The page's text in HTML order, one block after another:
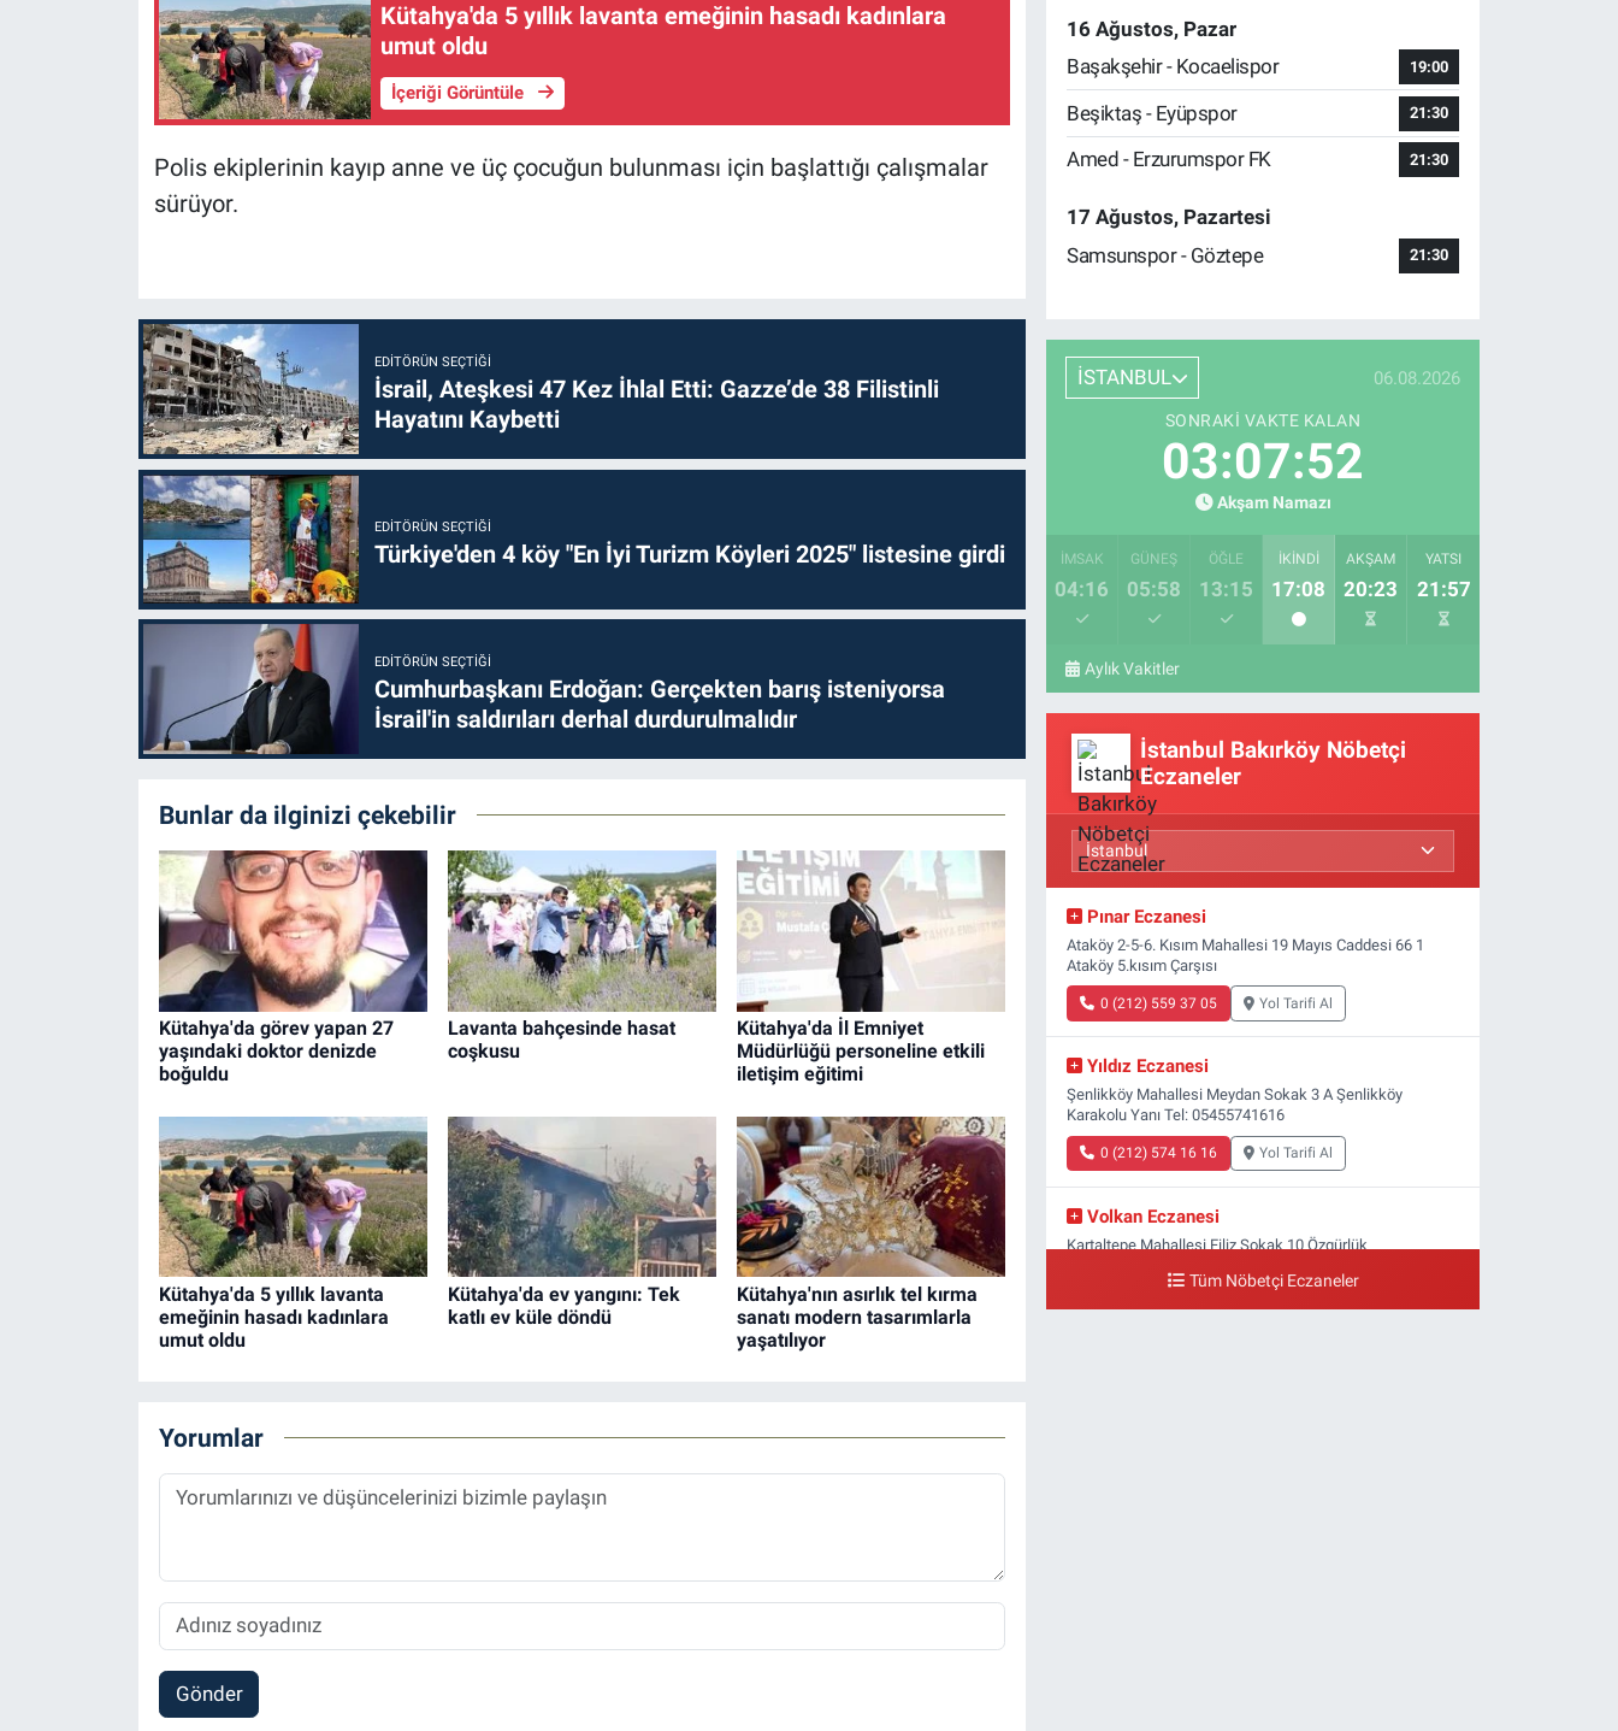
Kütahya'da 5 yıllık lavanta emeğinin hasadı kadınlara
umut oldu
İçeriği Görüntüle
Polis ekiplerinin kayıp anne ve üç çocuğun bulunması için başlattığı çalışmalar
sürüyor.
EDITÖRÜN SEÇTIĞI
İsrail, Ateşkesi 47 Kez İhlal Etti: Gazze’de 38 Filistinli
Hayatını Kaybetti
EDITÖRÜN SEÇTIĞI
Türkiye'den 4 köy "En İyi Turizm Köyleri 2025" listesine girdi
EDITÖRÜN SEÇTIĞI
Cumhurbaşkanı Erdoğan: Gerçekten barış isteniyorsa
İsrail'in saldırıları derhal durdurulmalıdır
Bunlar da ilginizi çekebilir
Kütahya'da görev yapan 27
yaşındaki doktor denizde
boğuldu
Lavanta bahçesinde hasat
coşkusu
Kütahya'da İl Emniyet
Müdürlüğü personeline etkili
iletişim eğitimi
Kütahya'da 5 yıllık lavanta
emeğinin hasadı kadınlara
umut oldu
Kütahya'da ev yangını: Tek
katlı ev küle döndü
Kütahya'nın asırlık tel kırma
sanatı modern tasarımlarla
yaşatılıyor
Yorumlar
Gönder
16 Ağustos, Pazar
Başakşehir - Kocaelispor
19:00
Beşiktaş - Eyüpspor 21:30
Amed - Erzurumspor FK 21:30
17 Ağustos, Pazartesi
Samsunspor - Göztepe
21:30
İSTANBUL 06.08.2026
SONRAKI VAKTE KALAN
03:07:51
Akşam Namazı
İMSAK
04:16
GÜNEŞ
05:58
ÖĞLE
13:15
İKINDI
17:08
AKŞAM
20:23
YATSI
21:57
Aylık Vakitler
İstanbul Bakırköy Nöbetçi
Eczaneler
Pınar Eczanesi
Ataköy 2-5-6. Kısım Mahallesi 19 Mayıs Caddesi 66 1
Ataköy 5.kısım Çarşısı
0 (212) 559 37 05 Yol Tarifi Al
Yıldız Eczanesi
Şenlikköy Mahallesi Meydan Sokak 3 A Şenlikköy
Karakolu Yanı Tel: 05455741616
0 (212) 574 16 16 Yol Tarifi Al
Volkan Eczanesi
Kartaltepe Mahallesi Filiz Sokak 10 Özgürlük
Tüm Nöbetçi Eczaneler